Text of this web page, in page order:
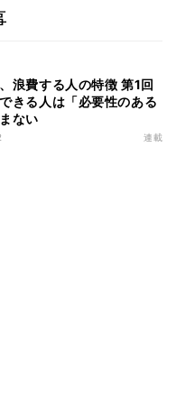
浪費する人の特徴 第1回
できる人は「必要性のある
ない
連載